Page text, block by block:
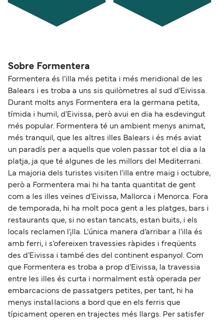
Sobre Formentera
Formentera és l’illa més petita i més meridional de les
Balears i es troba a uns sis quilòmetres al sud d’Eivissa.
Durant molts anys Formentera era la germana petita,
tímida i humil, d’Eivissa, però avui en dia ha esdevingut
més popular. Formentera té un ambient menys animat,
més tranquil, que les altres illes Balears i és més aviat
un paradís per a aquells que volen passar tot el dia a la
platja, ja que té algunes de les millors del Mediterrani.
La majoria dels turistes visiten l’illa entre maig i octubre,
però a Formentera mai hi ha tanta quantitat de gent
com a les illes veïnes d’Eivissa, Mallorca i Menorca. Fora
de temporada, hi ha molt poca gent a les platges, bars i
restaurants que, si no estan tancats, estan buits, i els
locals reclamen l’¡lla. L’única manera d’arribar a l’illa és
amb ferri, i s’ofereixen travessies ràpides i freqüents
des d’Eivissa i també des del continent espanyol. Com
que Formentera es troba a prop d’Eivissa, la travessia
entre les illes és curta i normalment està operada per
embarcacions de passatgers petites, per tant, hi ha
menys instal·lacions a bord que en els ferris que
típicament operen en trajectes més llargs. Per satisfer